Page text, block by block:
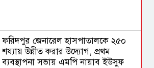
ফরিদপুর জেনারেল হাসপাতালকে ২৫০
শয্যায় উন্নীত করার উদ্যোগ, প্রথম
ব্যবস্থাপনা সভায় এমপি নায়াব ইউসুফ